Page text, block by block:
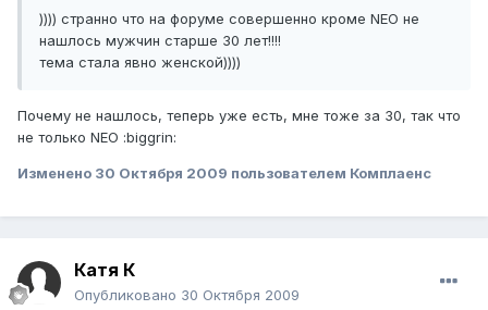
)))) странно что на форуме совершенно кроме NEO не
нашлось мужчин старше 30 лет!!!!
тема стала явно женской))))
Почему не нашлось, теперь уже есть, мне тоже за 30, так что
не только NEO :biggrin:
Изменено 30 Октября 2009 пользователем Комплаенс
Катя К
Опубликовано 30 Октября 2009